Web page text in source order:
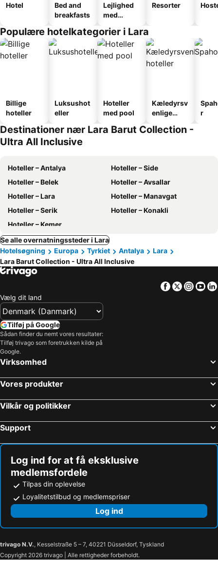
Hotel
Bed and
breakfasts
Lejlighed
med
Resorter
Populære hotelkategorier i Lara
Billige
hoteller
Luksushot
eller
Hoteller
med pool
Kæledyrsv
enlige
r
Destinationer nær Lara Barut Collection -
Ultra All Inclusive
Hoteller – Antalya
Hoteller – Side
Hoteller – Belek
Hoteller – Avsallar
Hoteller – Lara
Hoteller – Manavgat
Hoteller – Serik
Hoteller – Konakli
Hoteller – Kemer
Se alle overnatningssteder i Lara
Hotelsøgning
Europa Tyrkiet Antalya
Lara
Lara Barut Collection - Ultra All Inclusive
Facebook
Twitter
Vælg dit land
Tilføj på Google
Sådan finder du nemt vores resultater:
Tilføj trivago som foretrukken kilde på
Google.
Virksomhed
Vores produkter
Vilkår og politikker
Support
Log ind for at få eksklusive
medlemsfordele
Tilpas din oplevelse
Loyalitetstilbud og medlemspriser
Log ind
trivago N.V., Kesselstraße 5 – 7, 40221 Düsseldorf, Tyskland
Copyright 2026 trivago | Alle rettigheder forbeholdt.